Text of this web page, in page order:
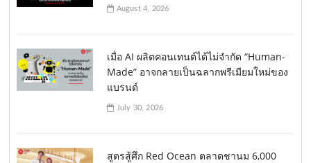
August 4, 2026
เมื่อ AI ผลิตคอนเทนต์ได้ไม่จำกัด “Human-
Made” อาจกลายเป็นฉลากพรีเมียมใหม่ของ
แบรนด์
July 30, 2026
สูตรสู้ศึก Red Ocean ตลาดชานม 6,000